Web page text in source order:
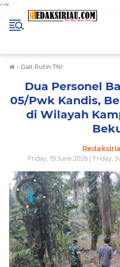
-->
› Giat Rutin TNI
Dua Personel
05/Pwk Kandis,
di Wilayah
Friday, 19 June 2026 | Friday,